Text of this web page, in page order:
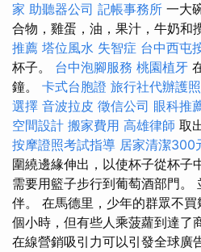
家 助聽器公司 記帳事務所 一大
合物，雞蛋，油，果汁，牛奶和
推薦 塔位風水 失智症 台中西屯
杯子。 台中泡腳服務 桃園植牙
鐘。 卡式台胞證 旅行社代辦護照
選擇 音波拉皮 徵信公司 眼科推
空間設計 搬家費用 高雄律師 取
按摩證照考試指導 居家清潔300
圍繞邊緣伸出，以使杯子從杯子
需要用籃子步行到葡萄酒部門。
伴。 在馬德里，少年的群眾不
個小時，但有些人乘菠蘿到達了
在線營銷吸引力可以引發全球廣